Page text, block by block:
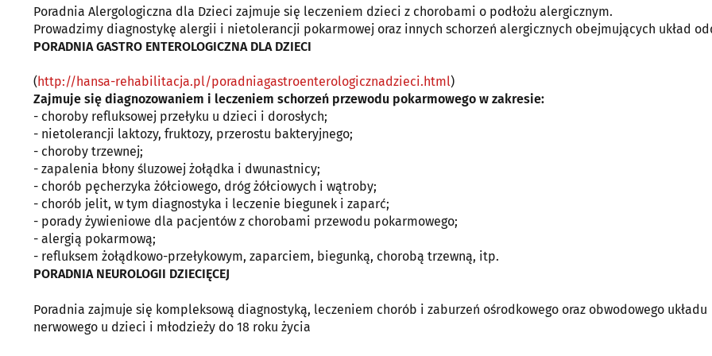
Poradnia Alergologiczna dla Dzieci zajmuje się leczeniem dzieci z chorobami o podłożu alergicznym.
Prowadzimy diagnostykę alergii i nietolerancji pokarmowej oraz innych schorzeń alergicznych obejmujących układ
PORADNIA GASTRO ENTEROLOGICZNA DLA DZIECI
( http://hansa-rehabilitacja.pl/poradniagastroenterologicznadzieci.html)
Zajmuje się diagnozowaniem i leczeniem schorzeń przewodu pokarmowego w zakresie:
- choroby refluksowej przełyku u dzieci i dorosłych;
- nietolerancji laktozy, fruktozy, przerostu bakteryjnego;
- choroby trzewnej;
- zapalenia błony śluzowej żołądka i dwunastnicy;
- chorób pęcherzyka żółciowego, dróg żółciowych i wątroby;
- chorób jelit, w tym diagnostyka i leczenie biegunek i zaparć;
- porady żywieniowe dla pacjentów z chorobami przewodu pokarmowego;
- alergią pokarmową;
- refluksem żołądkowo-przełykowym, zaparciem, biegunką, chorobą trzewną, itp.
PORADNIANEUROLOGII DZIECIĘCEJ
Poradnia zajmuje się kompleksową diagnostyką, leczeniem chorób i zaburzeń ośrodkowego oraz obwodowego układu
nerwowego u dzieci i młodzieży do 18 roku życia